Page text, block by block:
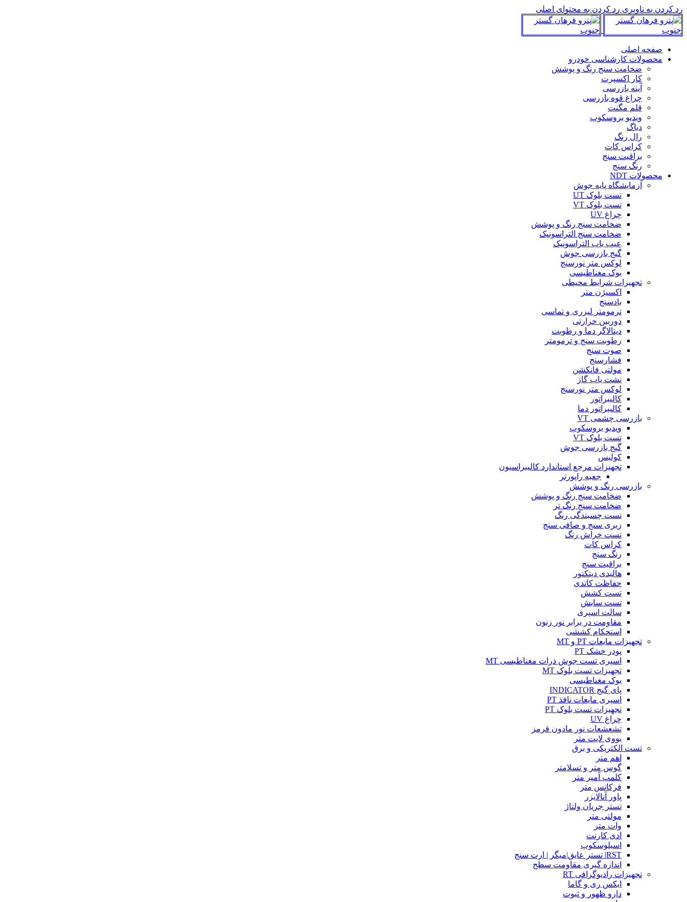
رد کردن به ناوبری رد کردن به محتوای اصلی
صفحه اصلی
محصولات کارشناسی خودرو
ضخامت سنج رنگ و پوشش
کار اکسپرت
آینه بازرسی
چراغ قوه بازرسی
قلم مگنت
ویدیو بروسکوپ
دیاگ
رال رنگ
کراس کات
براقیت سنج
رنگ سنج
محصولات NDT
آزمایشگاه پایه جوش
تست بلوک UT
تست بلوک VT
چراغ UV
ضخامت سنج رنگ و پوشش
ضخامت سنج التراسونیک
عیب یاب التراسونیک
گیج بازرسی جوش
لوکس متر نورسنج
یوک مغناطیسی
تجهیزات شرایط محیطی
اکسیژن متر
بادسنج
ترمومتر لیزری و تماسی
دوربین حرارتی
دیتالاگر دما و رطوبت
رطوبت سنج و ترمومتر
صوت سنج
فشارسنج
مولتی فانکشن
نشت یاب گاز
لوکس متر نورسنج
کالیبراتور
کالیبراتور دما
بازرسی چشمی VT
ویدیو بروسکوپ
تست بلوک VT
گیج بازرسی جوش
کولیس
تجهیزات مرجع استاندارد کالیبراسیون
جعبه راپورتر
بازرسی رنگ و پوشش
ضخامت سنج رنگ و پوشش
ضخامت سنج رنگ تر
تست چسبندگی رنگ
زبری سنج و صافی سنج
تست خراش رنگ
کراس کات
رنگ سنج
براقیت سنج
هالیدی دیتکتور
حفاظت کاتدی
تست کشش
تست سایش
سالت اسپری
مقاومت در برابر نور زنون
استحکام کششی
تجهیزات مایعات PT و MT
پودر خشک PT
اسپری تست جوش ذرات مغناطیسی MT
تجهیزات تست بلوک MT
یوک مغناطیسی
پای گیج INDICATOR
اسپری مایعات نافذ PT
تجهیزات تست بلوک PT
چراغ UV
تشعشعات نور مادون قرمز
یووی لایت متر
تست الکتریکی و برق
اهم متر
گوس متر و تسلامتر
کلمپ آمپر متر
فرکانس متر
پاور آنالایزر
تستر جریان ولتاژ
مولتی متر
وات متر
ادی کارنت
اسیلوسکوپ
RST| تستر عایق|میگر | ارت سنج
اندازه گیری مقاومت سطح
تجهیزات رادیوگرافی RT
ایکس ری و گاما
دارو ظهور و ثبوت